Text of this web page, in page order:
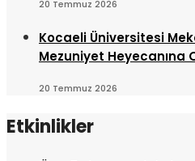
20 Temmuz 2026
Kocaeli Üniversitesi
Mezuniyet Heyecanına
20 Temmuz 2026
Etkinlikler